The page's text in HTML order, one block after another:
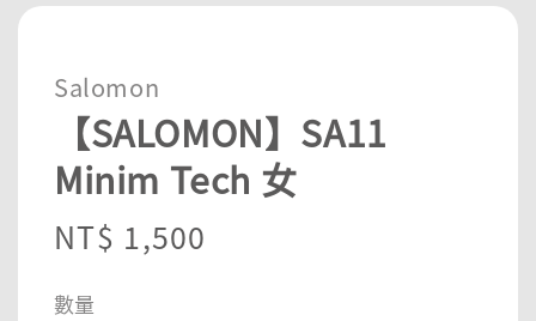
Salomon
【SALOMON】SA11
Minim Tech 女
Regular
NT$ 1,500
數量